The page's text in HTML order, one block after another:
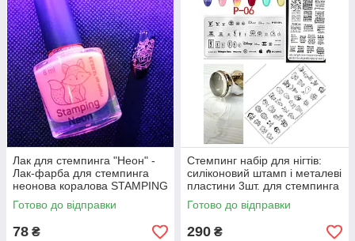
Лак для стемпинга "Неон" -
Лак-фарба для стемпинга
неонова коралова STAMPING
NEON 8мл
Готово до відправки
78 ₴
Стемпинг набір для нігтів:
силіконовий штамп і металеві
пластини 3шт. для стемпинга
для дизайну нігтів
Готово до відправки
290 ₴